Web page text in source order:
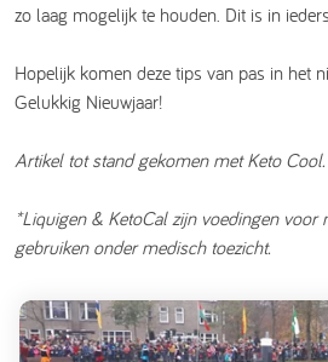
zo laag mogelijk te houden. Dit is in
Hopelijk komen deze tips van pas in het
Gelukkig Nieuwjaar!
Artikel tot stand gekomen met Keto Cool.
*Liquigen & KetoCal zijn voedingen voor
gebruiken onder medisch toezicht.